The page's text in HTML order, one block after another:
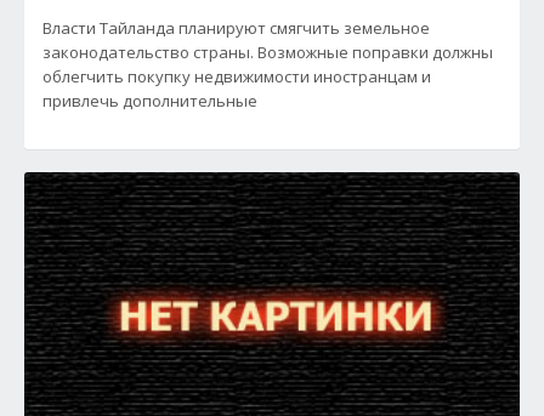
Власти Тайланда планируют смягчить земельное
законодательство страны. Возможные поправки должны
облегчить покупку недвижимости иностранцам и
привлечь дополнительные